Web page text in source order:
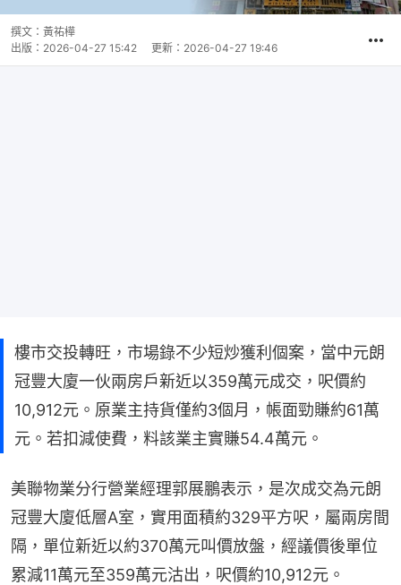
撰文： 黃祐樺
出版： 2026-04-27 15:42 更新： 2026-04-27 19:46
樓市交投轉旺，市場錄不少短炒獲利個案，當中元朗
冠豐大廈一伙兩房戶新近以359萬元成交，呎價約
10,912元。原業主持貨僅約3個月，帳面勁賺約61萬
元。若扣減使費，料該業主實賺54.4萬元。
美聯物業分行營業經理郭展鵬表示，是次成交為元朗
冠豐大廈低層A室，實用面積約329平方呎，屬兩房間
隔，單位新近以約370萬元叫價放盤，經議價後單位
累減11萬元至359萬元沽出，呎價約10,912元。